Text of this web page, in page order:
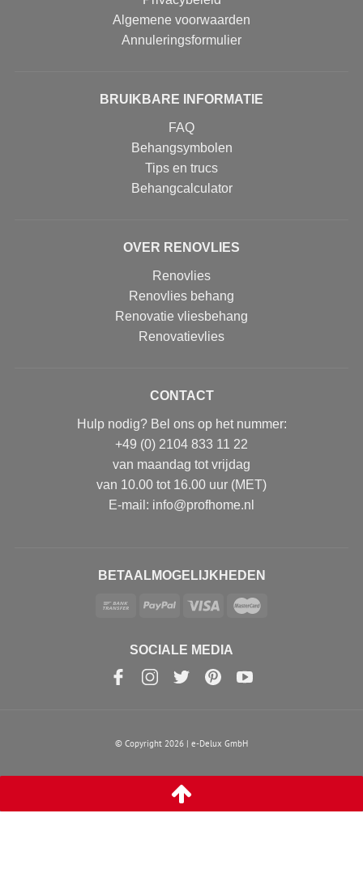
Algemene voorwaarden
Annuleringsformulier
BRUIKBARE INFORMATIE
FAQ
Behangsymbolen
Tips en trucs
Behangcalculator
OVER RENOVLIES
Renovlies
Renovlies behang
Renovatie vliesbehang
Renovatievlies
CONTACT
Hulp nodig? Bel ons op het nummer:
+49 (0) 2104 833 11 22
van maandag tot vrijdag
van 10.00 tot 16.00 uur (MET)
E-mail: info@profhome.nl
BETAALMOGELIJKHEDEN
SOCIALE MEDIA
© Copyright 2026 | e-Delux GmbH